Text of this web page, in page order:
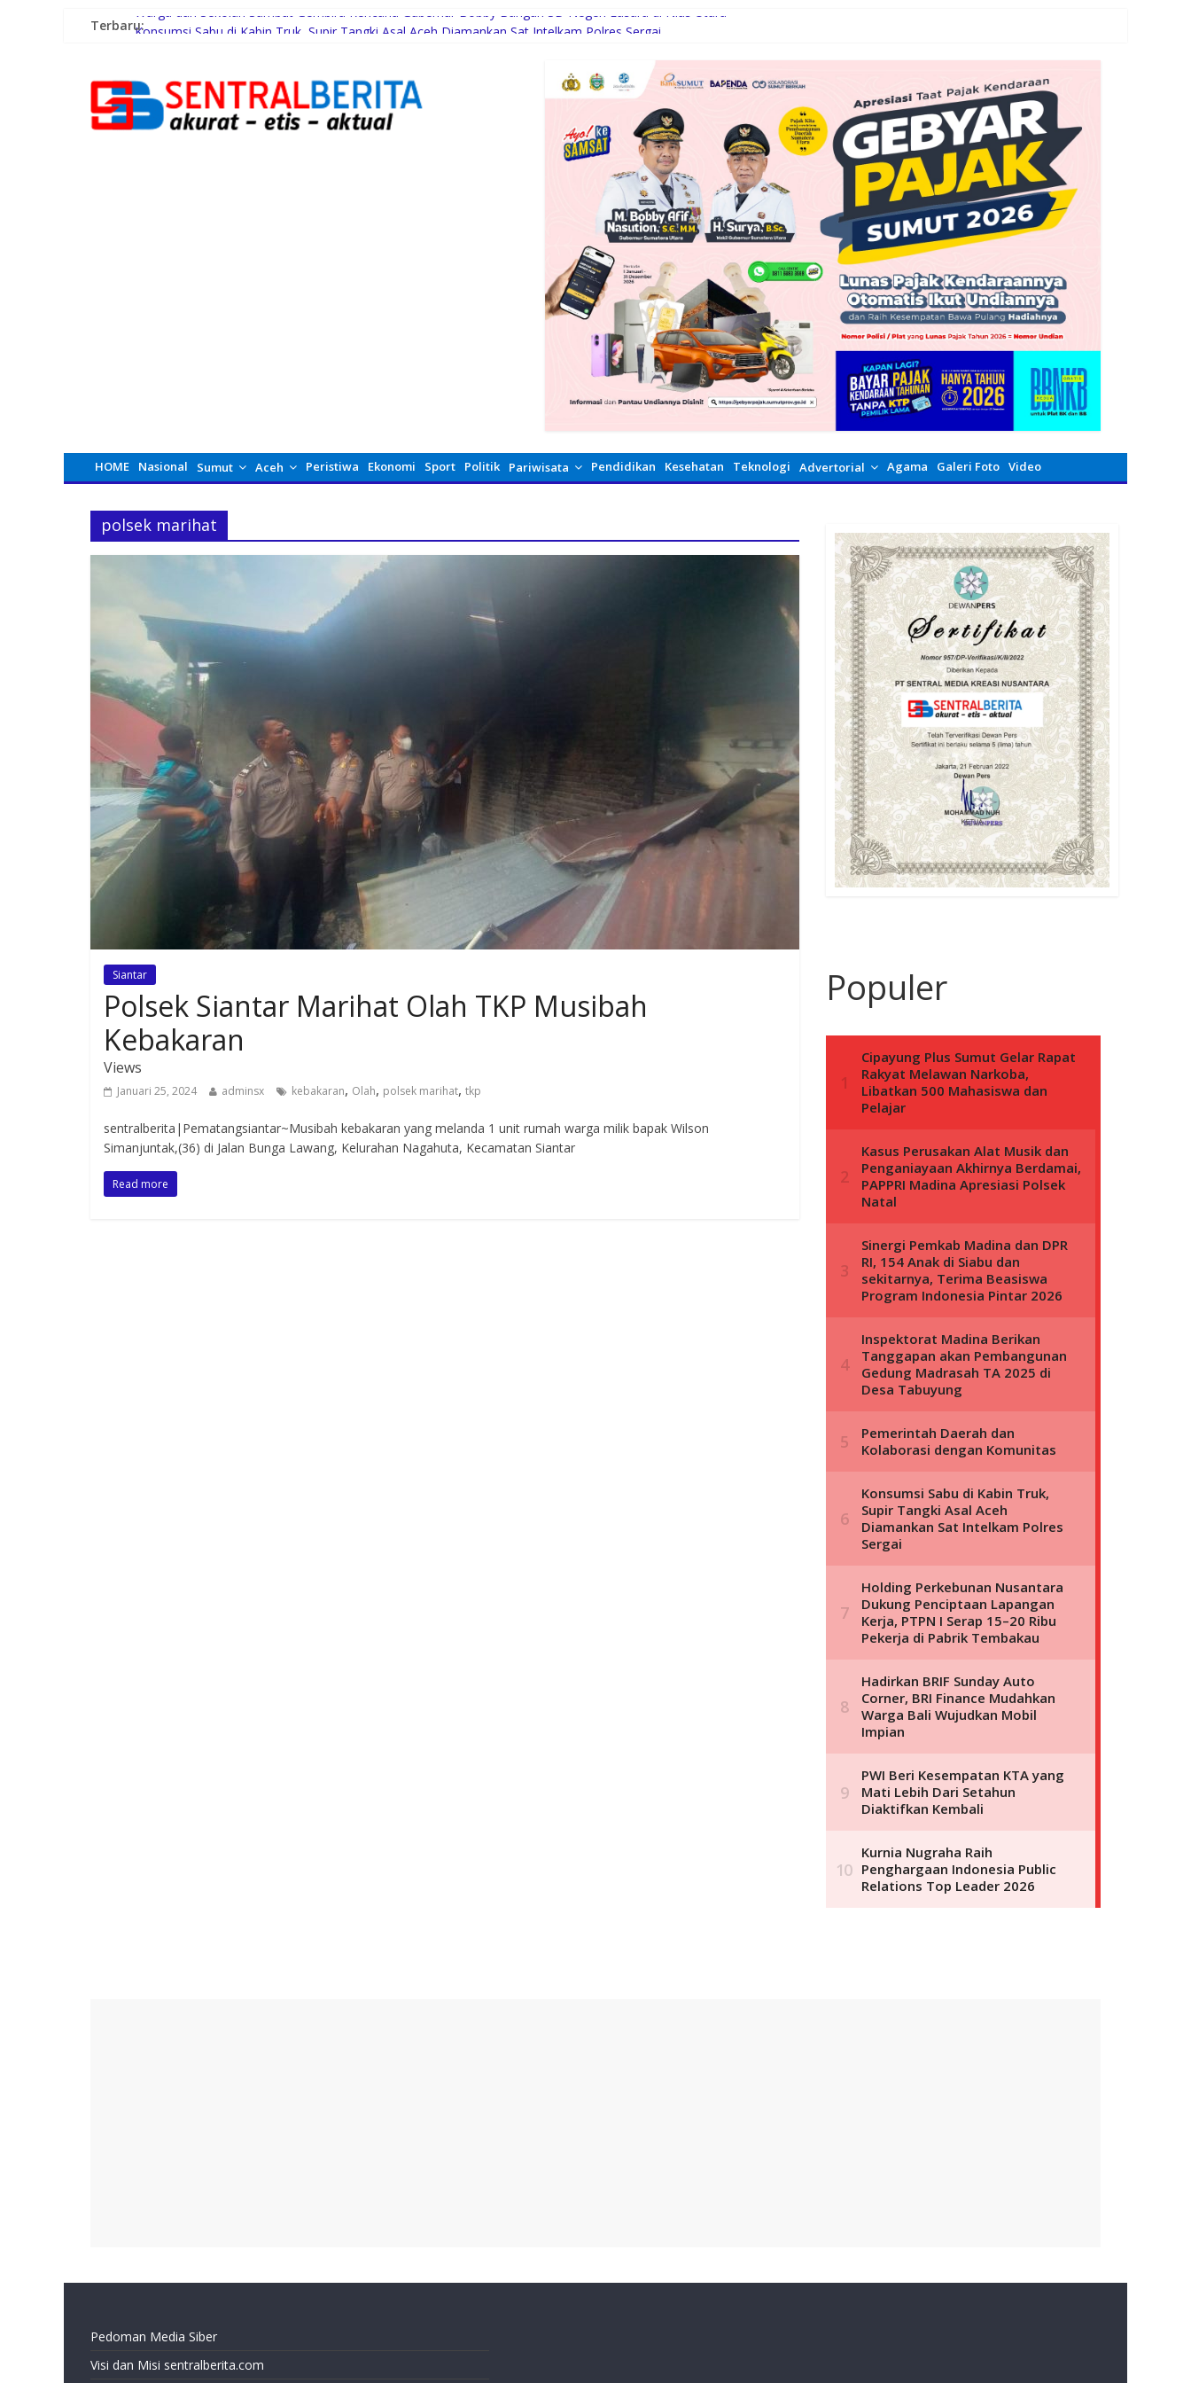
Terbaru:Warga dan Sekolah Sambut Gembira Rencana Gubernur Bobby Bangun SD Negeri Lasara di Nias Utara
Gubernur Bobby Nasution Siapkan Rumah Produksi Kelapa di Nias Utara
Lomba Foto LRT Hadirkan Hadiah Menarik, Ini Syaratnya
HOME Nasional Sumut Aceh Peristiwa Ekonomi Sport Politik Pariwisata Pendidikan Kesehatan Teknologi Advertorial Agama Galeri Foto Video
polsek marihat
Siantar
Polsek Siantar Marihat Olah TKP Musibah
Kebakaran
Views
Januari 25, 2024 adminsx kebakaran, Olah, polsek marihat, tkp
sentralberita|Pematangsiantar~Musibah kebakaran yang melanda 1 unit rumah warga milik bapak Wilson
Simanjuntak,(36) di Jalan Bunga Lawang, Kelurahan Nagahuta, Kecamatan Siantar
Read more
Populer
Pedoman Media Siber
Visi dan Misi sentralberita.com